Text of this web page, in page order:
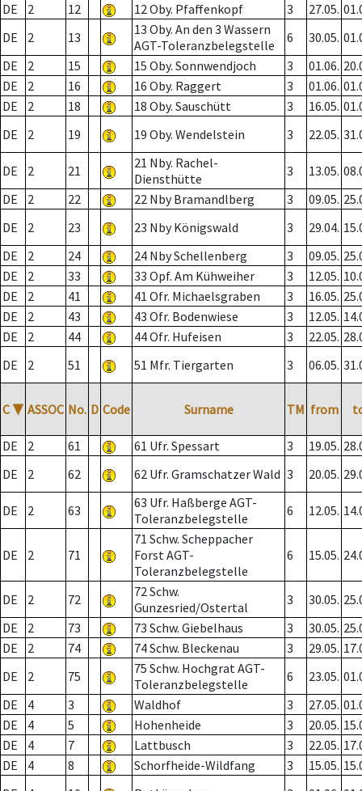
DE
2 12 12 Oby. Pfaffenkopf 3 27.05.
DE
2 13
13 Oby. An den 3 Wassern
AGT-Toleranzbelegstelle
6 30.05.
DE
2 15 15 Oby. Sonnwendjoch 3 01.06.
DE
2 16 16 Oby. Raggert 3 01.06.
DE
2 18 18 Oby. Sauschütt 3 16.05.
DE
2 19 19 Oby. Wendelstein 3 22.05.
DE 2 21
21 Nby. Rachel-
Diensthütte
3 13.05.
DE
2 22 22 Nby Bramandlberg 3 09.05.
DE
2 23 23 Nby Königswald 3 29.04.
DE
2 24 24 Nby Schellenberg 3 09.05.
DE
2 33 33 Opf. Am Kühweiher 3 12.05.
DE
2 41 41 Ofr. Michaelsgraben 3 16.05.
DE
2 43 43 Ofr. Bodenwiese 3 12.05.
DE
2 44 44 Ofr. Hufeisen 3 22.05.
DE
2 51 51 Mfr. Tiergarten 3 06.05.
C ▼ ASSOC No. D Code Surname TM from
DE 2 61 61 Ufr. Spessart 3 19.05.
DE
2 62 62 Ufr. Gramschatzer Wald 3 20.05.
DE 2 63
63 Ufr. Haßberge AGT-
Toleranzbelegstelle
6 12.05.
DE 2 71
71 Schw. Scheppacher
Forst AGT-
Toleranzbelegstelle
6 15.05.
DE 2 72
72 Schw.
Gunzesried/Ostertal
3 30.05.
DE
2 73 73 Schw. Giebelhaus 3 30.05.
DE
2 74 74 Schw. Bleckenau 3 29.05.
DE
2 75
75 Schw. Hochgrat AGT-
Toleranzbelegstelle
6 23.05.
DE
4 3 Waldhof 3 27.05.
DE
4 5 Hohenheide 3 20.05.
DE
4 7 Lattbusch 3 22.05.
DE
4 8 Schorfheide-Wildfang 3 15.05.